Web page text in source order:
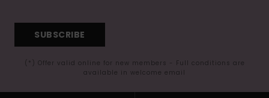
SUBSCRIBE
(*) Offer valid online for new members - Full conditions are
available in welcome email